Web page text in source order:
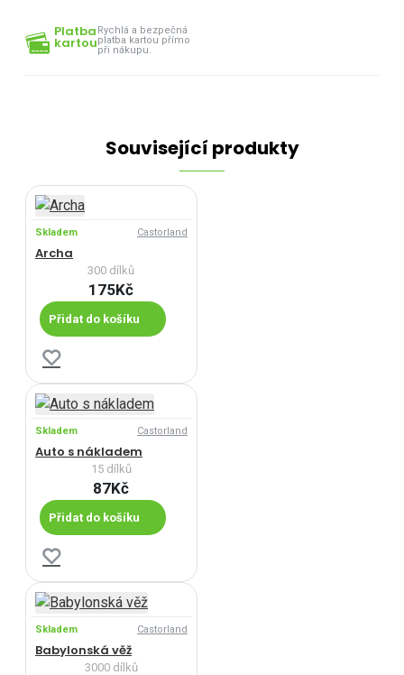
Platba
kartou
Rychlá a bezpečná
platba kartou přímo
při nákupu.
Související produkty
Skladem Castorland
Archa
300 dílků
175Kč
Přidat do košíku
Skladem Castorland
Auto s nákladem
15 dílků
87Kč
Přidat do košíku
Skladem Castorland
Babylonská věž
3000 dílků